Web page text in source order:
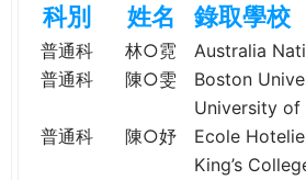
e
e
科別 姓名 錄取學校
普通科 林○霓
Australia
普通科
陳○雯
Boston
University of
普通科
陳○妤
Ecole
King’s